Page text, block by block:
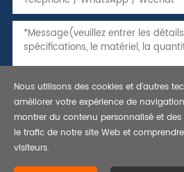
Nous utilisons des cookies et d'autres
améliorer votre expérience de
montrer du contenu personnalisé et
le trafic de notre site Web et
visiteurs.